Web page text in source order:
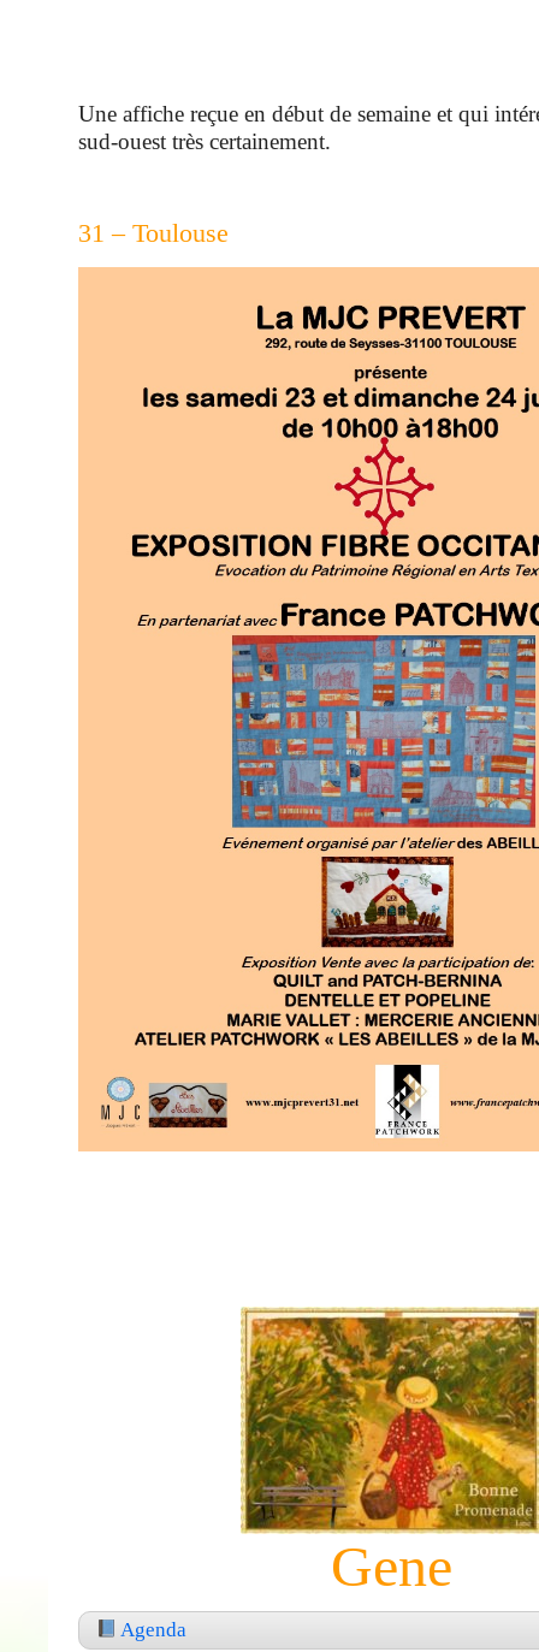
Une affiche reçue en début de semaine et qui
sud-ouest très certainement.
31 – Toulouse
Gene
Agenda